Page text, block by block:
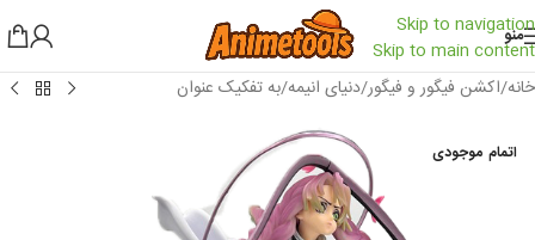
Skip to navigation
Skip to main content
منو
خانه/اکشن فیگور و فیگور/دنیای انیمه/به تفکیک عنوان
اتمام موجودی